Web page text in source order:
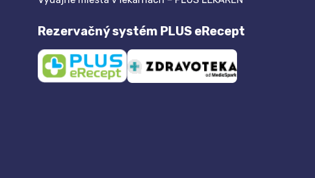
Rezervačný systém PLUS eRecept